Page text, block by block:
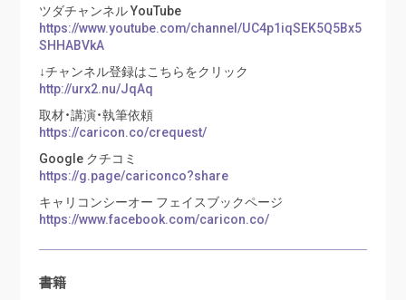
ツダチャンネル YouTube
https://www.youtube.com/channel/UC4p1iqSEK5Q5Bx5
SHHABVkA
↓チャンネル登録はこちらをクリック
http://urx2.nu/JqAq
取材・講演・執筆依頼
https://caricon.co/crequest/
Google クチコミ
https://g.page/cariconco?share
キャリコンシーオー フェイスブックページ
https://www.facebook.com/caricon.co/
書籍